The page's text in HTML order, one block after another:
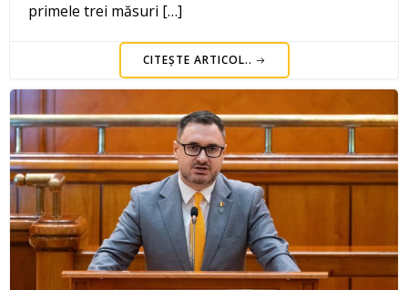
primele trei măsuri […]
CITEȘTE ARTICOL..